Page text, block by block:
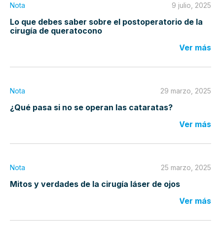
Nota 9 julio, 2025
Lo que debes saber sobre el postoperatorio de la
cirugía de queratocono
Ver más
Nota 29 marzo, 2025
¿Qué pasa si no se operan las cataratas?
Ver más
Nota 25 marzo, 2025
Mitos y verdades de la cirugía láser de ojos
Ver más